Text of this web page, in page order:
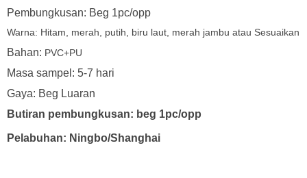
Pembungkusan: Beg 1pc/opp
Warna: Hitam, merah, putih, biru laut, merah jambu atau Sesuaikan
Bahan: PVC+PU
Masa sampel: 5-7 hari
Gaya: Beg Luaran
Butiran pembungkusan: beg 1pc/opp
Pelabuhan: Ningbo/Shanghai